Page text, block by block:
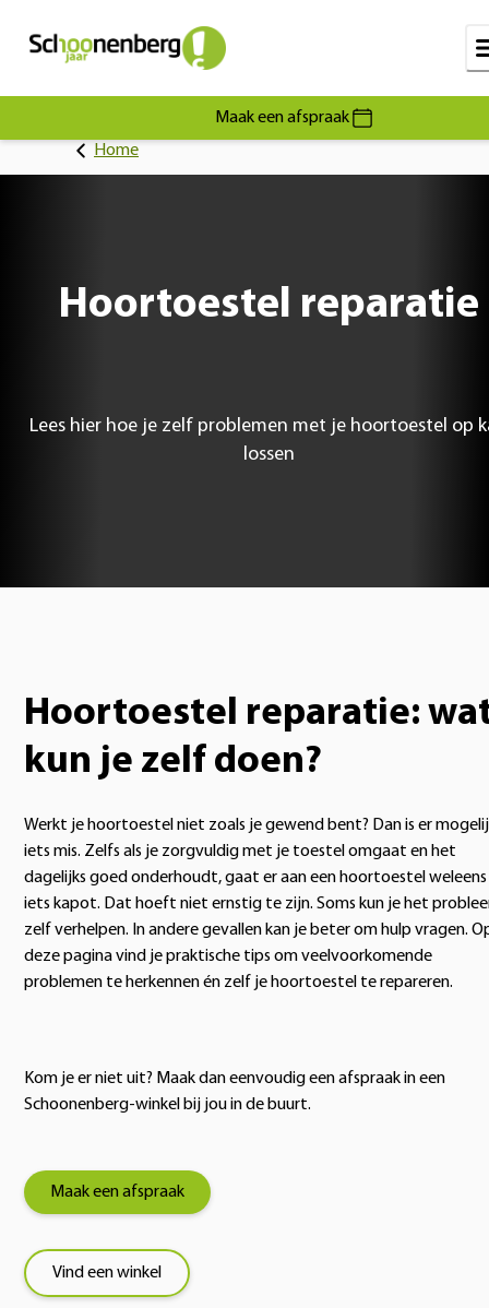
Maak een afspraak
Home
Hoortoestel reparatie
Lees hier hoe je zelf problemen met je hoortoestel op
lossen
Hoortoestel reparatie:
kun je zelf doen?
Werkt je hoortoestel niet zoals je gewend bent? Dan is er
iets mis. Zelfs als je zorgvuldig met je toestel omgaat en het
dagelijks goed onderhoudt, gaat er aan een hoortoestel weleens
iets kapot. Dat hoeft niet ernstig te zijn. Soms kun je het
zelf verhelpen. In andere gevallen kan je beter om hulp vragen.
deze pagina vind je praktische tips om veelvoorkomende
problemen te herkennen én zelf je hoortoestel te repareren.
Kom je er niet uit? Maak dan eenvoudig een afspraak in een
Schoonenberg-winkel bij jou in de buurt.
Maak een afspraak
Vind een winkel